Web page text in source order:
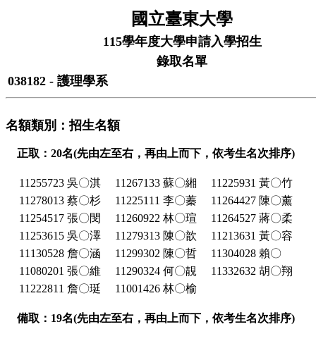
國立臺東大學
115學年度大學申請入學招生
錄取名單
038182 - 護理學系
名額類別：招生名額
正取：20名(先由左至右，再由上而下，依考生名次排序)
11255723 吳〇淇 11267133 蘇〇緗
11225931 黃〇竹
11278013 蔡〇杉
11225111 李〇蓁
11264427 陳〇薰
11254517 張〇閔
11260922 林〇瑄
11264527 蔣〇柔
11253615 吳〇澤
11279313 陳〇歆
11213631 黃〇容
11130528 詹〇涵
11299302 陳〇哲
11304028 賴〇
11080201 張〇維
11290324 何〇靚
11332632 胡〇翔
11222811 詹〇珽
11001426 林〇榆
備取：19名(先由左至右，再由上而下，依考生名次排序)